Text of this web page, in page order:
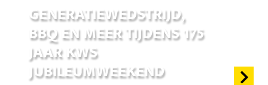
GENERATIEWEDSTRIJD,
BBQ EN MEER TIJDENS 175
JAAR KWS
JUBILEUMWEEKEND